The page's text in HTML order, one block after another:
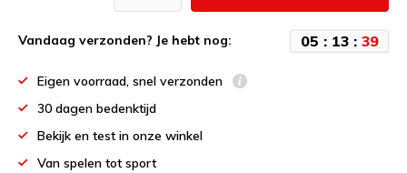
Vandaag verzonden? Je hebt nog: 05 : 13: 39
Eigen voorraad, snel verzonden
30 dagen bedenktijd
Bekijk en test in onze winkel
Van spelen tot sport